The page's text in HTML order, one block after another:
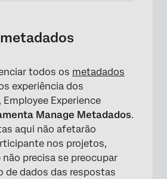
todos os metadados
experiência dos
Experience
Manage Metadados.
aqui não afetarão
nos projetos,
precisa se preocupar
de dados das respostas